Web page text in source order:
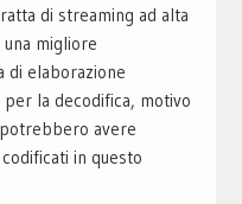
di streaming ad alta
migliore
di elaborazione
la decodifica, motivo
avere
in questo